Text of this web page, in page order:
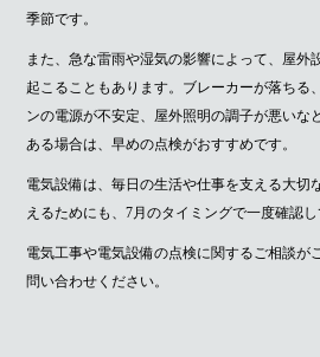
季節です。
また、急な雷雨や湿気の影響によって、屋外
起こることもあります。ブレーカーが落ちる
ンの電源が不安定、屋外照明の調子が悪いな
ある場合は、早めの点検がおすすめです。
電気設備は、毎日の生活や仕事を支える大切
えるためにも、7月のタイミングで一度確認
電気工事や電気設備の点検に関するご相談が
問い合わせください。